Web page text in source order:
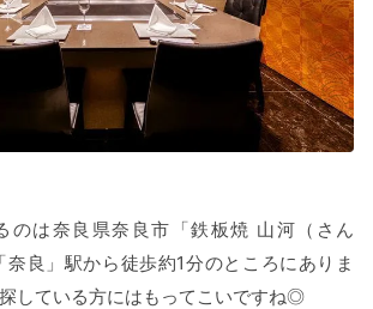
のは奈良県奈良市「鉄板焼 山河（さん
奈良」駅から徒歩約1分のところにありま
している方にはもってこいですね◎